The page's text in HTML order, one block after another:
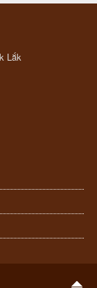
Lắk